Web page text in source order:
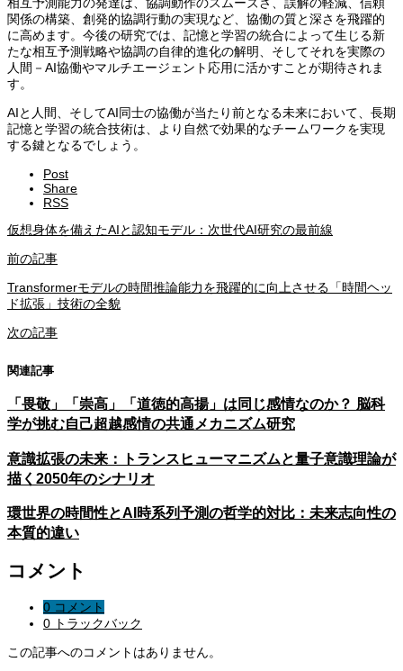
相互予測能力の発達は、協調動作のスムーズさ、誤解の軽減、信頼
関係の構築、創発的協調行動の実現など、協働の質と深さを飛躍的
に高めます。今後の研究では、記憶と学習の統合によって生じる新
たな相互予測戦略や協調の自律的進化の解明、そしてそれを実際の
人間－AI協働やマルチエージェント応用に活かすことが期待されま
す。
AIと人間、そしてAI同士の協働が当たり前となる未来において、長期
記憶と学習の統合技術は、より自然で効果的なチームワークを実現
する鍵となるでしょう。
Post
Share
RSS
仮想身体を備えたAIと認知モデル：次世代AI研究の最前線
前の記事
Transformerモデルの時間推論能力を飛躍的に向上させる「時間ヘッ
ド拡張」技術の全貌
次の記事
関連記事
「畏敬」「崇高」「道徳的高揚」は同じ感情なのか？ 脳科
学が挑む自己超越感情の共通メカニズム研究
意識拡張の未来：トランスヒューマニズムと量子意識理論が
描く2050年のシナリオ
環世界の時間性とAI時系列予測の哲学的対比：未来志向性の
本質的違い
コメント
0 コメント
0 トラックバック
この記事へのコメントはありません。